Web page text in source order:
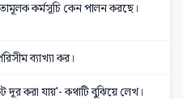
কর্মসূচি কেন পালন করছে।
ব্যাখ্যা কর।
দূর করা যায়'- কথাটি বুঝিয়ে লেখ।